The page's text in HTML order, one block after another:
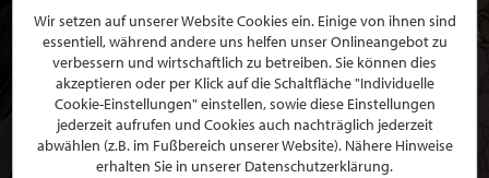
Wir setzen auf unserer Website Cookies ein. Einige von ihnen sind
essentiell, während andere uns helfen unser Onlineangebot zu
verbessern und wirtschaftlich zu betreiben. Sie können dies
akzeptieren oder per Klick auf die Schaltfläche "Individuelle
Cookie-Einstellungen" einstellen, sowie diese Einstellungen
jederzeit aufrufen und Cookies auch nachträglich jederzeit
abwählen (z.B. im Fußbereich unserer Website). Nähere Hinweise
erhalten Sie in unserer Datenschutzerklärung.